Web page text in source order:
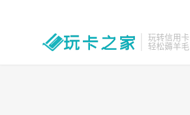
玩转信用卡
轻松薅羊毛